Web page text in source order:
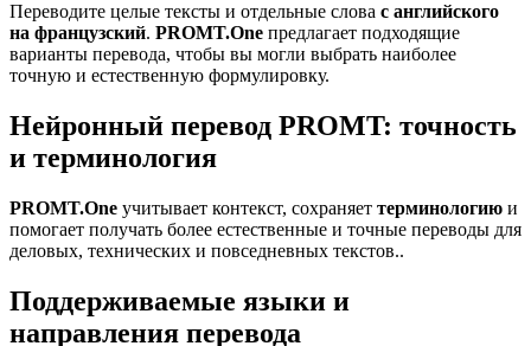
Переводите целые тексты и отдельные слова с английского
на французский. PROMT.One предлагает подходящие
варианты перевода, чтобы вы могли выбрать наиболее
точную и естественную формулировку.
Нейронный перевод PROMT: точность
и терминология
PROMT.One учитывает контекст, сохраняет терминологию и
помогает получать более естественные и точные переводы для
деловых, технических и повседневных текстов..
Поддерживаемые языки и
направления перевода